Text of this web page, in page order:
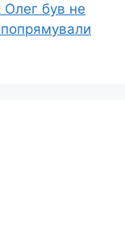
Олег був не